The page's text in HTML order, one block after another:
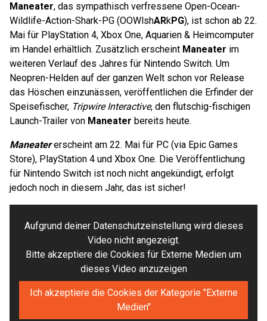
Maneater, das sympathisch verfressene Open-Ocean-
Wildlife-Action-Shark-PG (OOWlshARkPG), ist schon ab 22.
Mai für PlayStation 4, Xbox One, Aquarien & Heimcomputer
im Handel erhältlich. Zusätzlich erscheint Maneater im
weiteren Verlauf des Jahres für Nintendo Switch. Um
Neopren-Helden auf der ganzen Welt schon vor Release
das Höschen einzunässen, veröffentlichen die Erfinder der
Speisefischer, Tripwire Interactive, den flutschig-fischigen
Launch-Trailer von Maneater bereits heute.
Maneatererscheint am 22. Mai für PC (via Epic Games
Store), PlayStation 4 und Xbox One. Die Veröffentlichung
für Nintendo Switch ist noch nicht angekündigt, erfolgt
jedoch noch in diesem Jahr, das ist sicher!
Aufgrund deiner Datenschutzeinstellung wird dieses
Video nicht angezeigt.
Bitte akzeptiere die Cookies für Externe Medien um
dieses Video anzuzeigen
Ich akzeptiere die Cookies der Kategorie "Externe
Medien"